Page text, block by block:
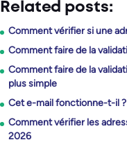
Related posts:
Comment vérifier si une
Comment faire de la
Comment faire de la
plus simple
Cet e-mail fonctionne-t-il
Comment vérifier les
2026